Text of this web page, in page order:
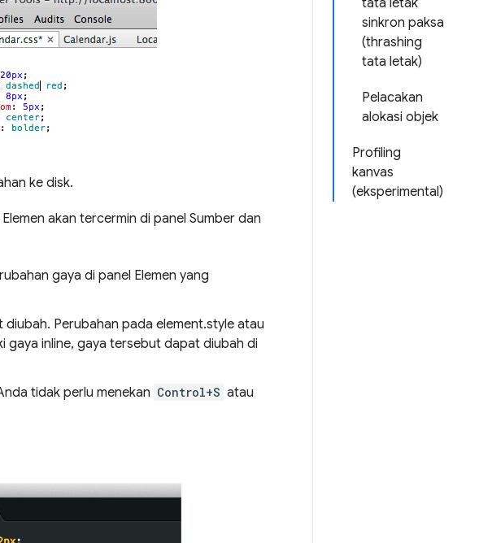
tata letak
sinkron paksa
(thrashing
tata letak)
Pelacakan
alokasi objek
Profiling
kanvas
(eksperimental)
ke disk.
akan tercermin di panel Sumber dan
gaya di panel Elemen yang
Perubahan pada element.style atau
gaya inline, gaya tersebut dapat diubah di
tidak perlu menekan Control+S atau